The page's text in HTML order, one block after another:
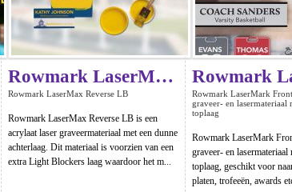
Rowmark LaserMax Reverse LB
Rowmark LaserMax Reverse LB
Rowmark LaserMax Reverse LB is een
acrylaat laser graveermateriaal met een dunne
achterlaag. Dit materiaal is voorzien van een
extra Light Blockers laag waardoor het m...
Rowmark LaserMark
graveer- en lasermateriaal
toplaag
Rowmark LaserMark
graveer- en lasermateriaal
toplaag, geschikt voor
platen, trofeeën, awards